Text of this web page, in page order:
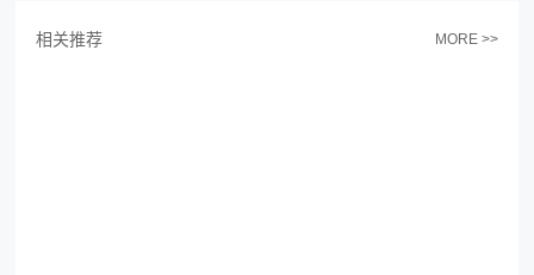
相关推荐 MORE >>